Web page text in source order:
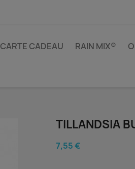
CARTE CADEAU RAIN MIX®
TILLANDSIA
7,55 €